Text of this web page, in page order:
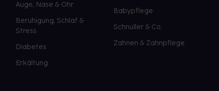
Auge, Nase & Ohr
Beruhigung, Schlaf &
Stress
Diabetes
Erkältung
Babypflege
Schnuller & Co.
Zahnen & Zahnpflege